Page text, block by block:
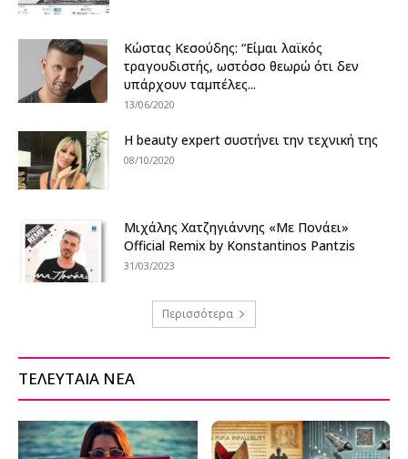
Κώστας Κεσούδης: “Είμαι λαϊκός
τραγουδιστής, ωστόσο θεωρώ ότι δεν
υπάρχουν ταμπέλες...
13/06/2020
H beauty expert συστήνει την τεχνική της
08/10/2020
Μιχάλης Χατζηγιάννης «Με Πονάει»
Official Remix by Konstantinos Pantzis
31/03/2023
Περισσότερα
ΤΕΛΕΥΤΑΙΑ ΝΕΑ